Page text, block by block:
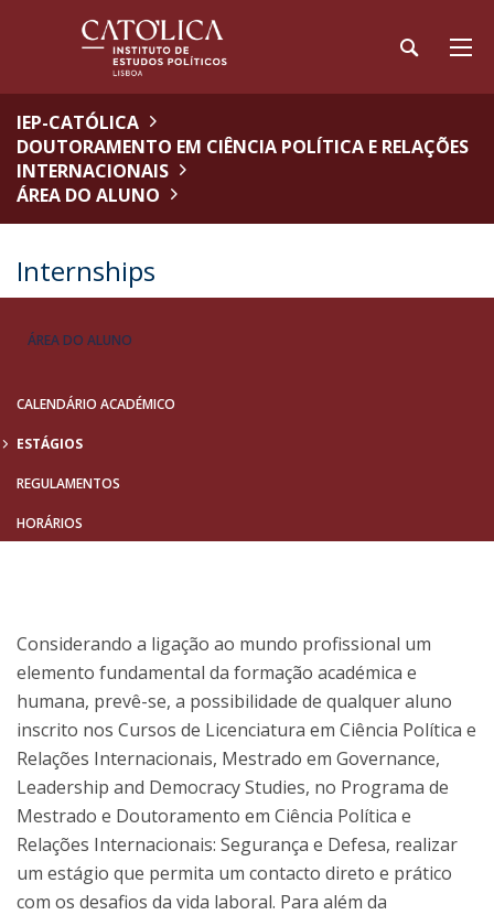
IEP-CATÓLICA
DOUTORAMENTO EM CIÊNCIA POLÍTICA E RELAÇÕES
INTERNACIONAIS
ÁREA DO ALUNO
Internships
ÁREA DO ALUNO
CALENDÁRIO ACADÉMICO
ESTÁGIOS
REGULAMENTOS
HORÁRIOS
Considerando a ligação ao mundo profissional um
elemento fundamental da formação académica e
humana, prevê-se, a possibilidade de qualquer aluno
inscrito nos Cursos de Licenciatura em Ciência Política e
Relações Internacionais, Mestrado em Governance,
Leadership and Democracy Studies, no Programa de
Mestrado e Doutoramento em Ciência Política e
Relações Internacionais: Segurança e Defesa, realizar
um estágio que permita um contacto direto e prático
com os desafios da vida laboral. Para além da